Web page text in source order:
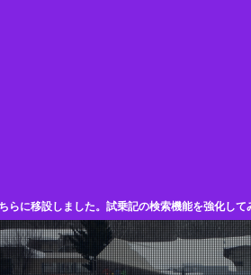
ました。試乗記の検索機能を強化してみました。